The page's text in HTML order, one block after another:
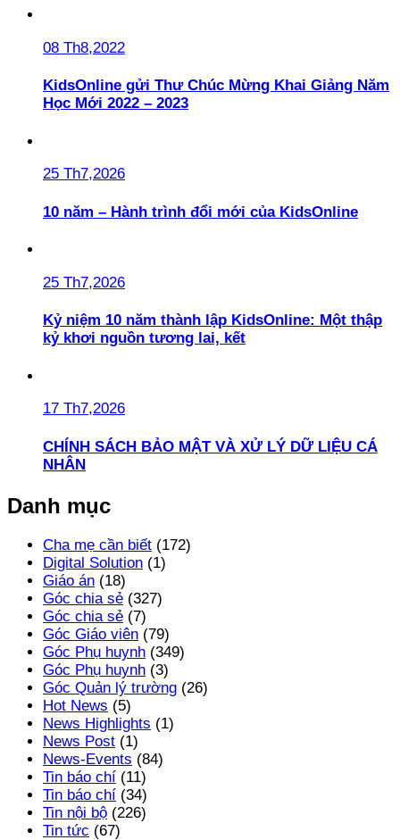
08 Th8,2022
KidsOnline gửi Thư Chúc Mừng Khai Giảng Năm
Học Mới 2022 – 2023
25 Th7,2026
10 năm – Hành trình đổi mới của KidsOnline
25 Th7,2026
Kỷ niệm 10 năm thành lập KidsOnline: Một thập
kỷ khơi nguồn tương lai, kết
17 Th7,2026
CHÍNH SÁCH BẢO MẬT VÀ XỬ LÝ DỮ LIỆU CÁ
NHÂN
Danh mục
Cha mẹ cần biết (172)
Digital Solution (1)
Giáo án (18)
Góc chia sẻ (327)
Góc chia sẻ (7)
Góc Giáo viên (79)
Góc Phụ huynh (349)
Góc Phụ huynh (3)
Góc Quản lý trường (26)
Hot News (5)
News Highlights (1)
News Post (1)
News-Events (84)
Tin báo chí (11)
Tin báo chí (34)
Tin nội bộ (226)
Tin tức (67)